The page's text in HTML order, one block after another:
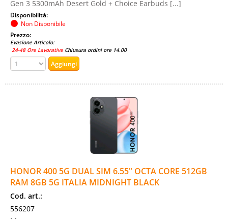
Gen 3 5300mAh Desert Gold + Choice Earbuds [...]
Disponibilità:
Non Disponibile
Prezzo:
Evasione Articolo:
24-48 Ore Lavorative Chiusura ordini ore 14.00
HONOR 400 5G DUAL SIM 6.55" OCTA CORE 512GB
RAM 8GB 5G ITALIA MIDNIGHT BLACK
Cod. art.:
556207